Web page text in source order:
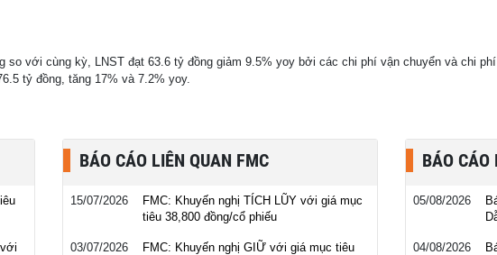
so với cùng kỳ, LNST đạt 63.6 tỷ đồng giảm 9.5% yoy bởi các chi phí vận chuyển và chi
tỷ đồng, tăng 17% và 7.2% yoy.
BÁO CÁO LIÊN QUAN FMC
15/07/2026
FMC: Khuyến nghị TÍCH LŨY với giá mục
tiêu 38,800 đồng/cổ phiếu
03/07/2026
FMC: Khuyến nghị GIỮ với giá mục tiêu
BÁO CÁO
05/08/2026
04/08/2026